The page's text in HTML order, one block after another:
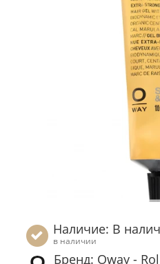
Наличие: В
в наличии
Бренд: Oway -